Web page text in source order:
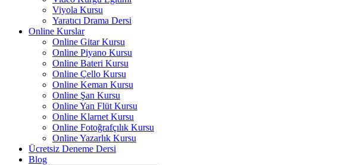
Viyola Kursu
Yaratıcı Drama Dersi
Online Kurslar
Online Gitar Kursu
Online Piyano Kursu
Online Bateri Kursu
Online Çello Kursu
Online Keman Kursu
Online Şan Kursu
Online Yan Flüt Kursu
Online Klarnet Kursu
Online Fotoğrafçılık Kursu
Online Yazarlık Kursu
Ücretsiz Deneme Dersi
Blog